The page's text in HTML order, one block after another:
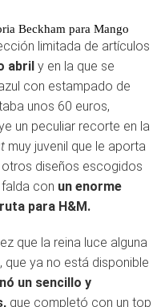
Beckham para Mango
limitada de artículos
abril y en la que se
con estampado de
unos 60 euros,
un peculiar recorte en la
muy juvenil que le aporta
otros diseños escogidos
con un enorme
para H&M.
que la reina luce alguna
ya no está disponible
un sencillo y
que completó con un top